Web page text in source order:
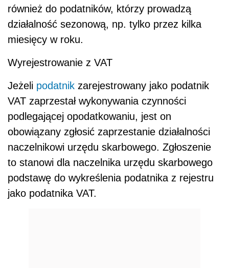
również do podatników, którzy prowadzą
działalność sezonową, np. tylko przez kilka
miesięcy w roku.
Wyrejestrowanie z VAT
Jeżeli podatnik zarejestrowany jako podatnik
VAT zaprzestał wykonywania czynności
podlegającej opodatkowaniu, jest on
obowiązany zgłosić zaprzestanie działalności
naczelnikowi urzędu skarbowego. Zgłoszenie
to stanowi dla naczelnika urzędu skarbowego
podstawę do wykreślenia podatnika z rejestru
jako podatnika VAT.